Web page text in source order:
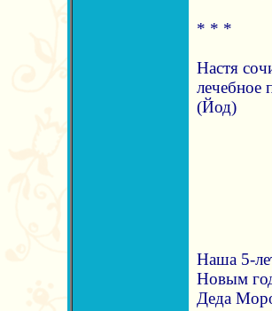
* * *
Настя
лечебное
(Йод)
Наша 5-
Новым
Деда